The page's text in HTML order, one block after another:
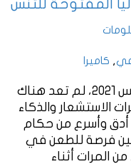
المفتوحة للتنس
, كاميرا
في بطولة أستراليا المفتوحة للتنس 2021، لم تعد هناك
الاستشعار والذكاء
وأسرع من حكام
فرصة للطعن في
المرات أثناء